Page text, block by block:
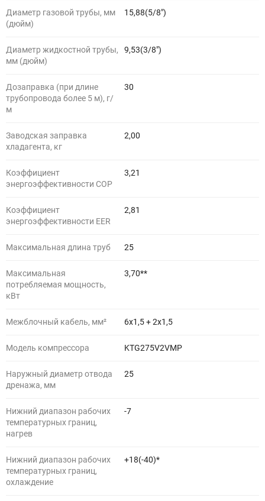
Диаметр газовой трубы, мм
(дюйм)
15,88(5/8")
Диаметр жидкостной трубы,
мм (дюйм)
9,53(3/8")
Дозаправка (при длине
трубопровода более 5 м), г/
м
30
Заводская заправка
хладагента, кг
2,00
Коэффициент
энергоэффективности COP
3,21
Коэффициент
энергоэффективности EER
2,81
Максимальная длина труб 25
Максимальная
потребляемая мощность,
кВт
3,70**
Межблочный кабель, мм² 6х1,5 + 2х1,5
Модель компрессора KTG275V2VMP
Наружный диаметр отвода
дренажа, мм
25
Нижний диапазон рабочих
температурных границ,
нагрев
-7
Нижний диапазон рабочих
температурных границ,
охлаждение
+18(-40)*